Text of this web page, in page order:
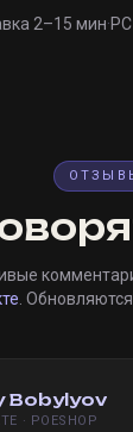
2–15 мин·
.
Bobylyov
· POESHOP